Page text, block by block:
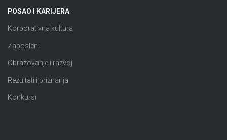
POSAO I KARIJERA
Korporativna kultura
Zaposleni
Obrazovanje i razvoj
Rezultati i priznanja
Konkursi